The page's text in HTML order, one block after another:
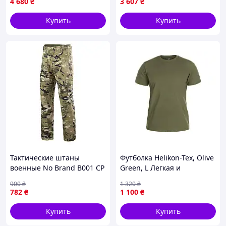
предназначенными для крепления зева,
идентификаторов и патчей. Низ рукавов
полотном, которое красиво прилегает к
рукам и обеспечивает сохранение
первоочередной формы изделия.
Трикотажное полотно (65% хлопок, 35%
2011-VO
Купить Купить
Тактические штаны
военные No Brand B001 CP
782 ₴
900₴
Купить
Футболка Helikon-Tex, Olive
Green, L Легкая и
165 г/м², идеальна для
повседневного и
тактического
1 100 ₴
1 320₴
Купить